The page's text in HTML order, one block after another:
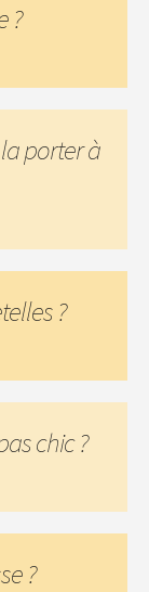
?
porter à
?
chic ?
?